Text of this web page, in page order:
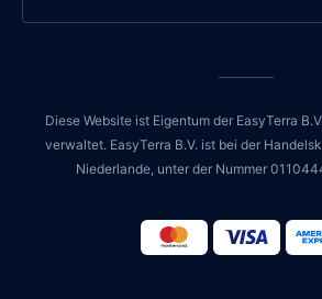
Diese Website ist Eigentum der EasyTerra
verwaltet. EasyTerra B.V. ist bei der
Niederlande, unter der Nummer